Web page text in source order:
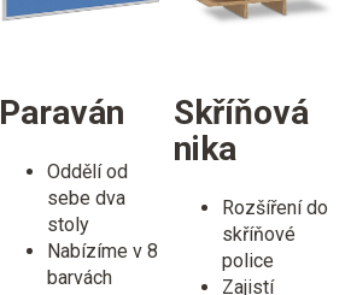
Paraván
Oddělí od
sebe dva
stoly
Nabízíme v 8
barvách
Skříňová
nika
Rozšíření do
skříňové
police
Zajistí